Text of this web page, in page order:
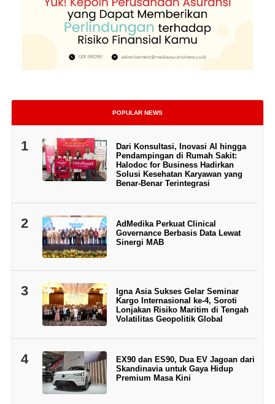
POPULAR NEWS
1
Dari Konsultasi, Inovasi AI hingga
Pendampingan di Rumah Sakit:
Halodoc for Business Hadirkan
Solusi Kesehatan Karyawan yang
Benar-Benar Terintegrasi
2
AdMedika Perkuat Clinical
Governance Berbasis Data Lewat
Sinergi MAB
3
Igna Asia Sukses Gelar Seminar
Kargo Internasional ke-4, Soroti
Lonjakan Risiko Maritim di Tengah
Volatilitas Geopolitik Global
4
EX90 dan ES90, Dua EV Jagoan dari
Skandinavia untuk Gaya Hidup
Premium Masa Kini